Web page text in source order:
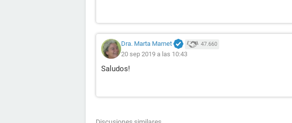
Dra. Marta Marnet 47.660
20 sep 2019 a las 10:43
Saludos!